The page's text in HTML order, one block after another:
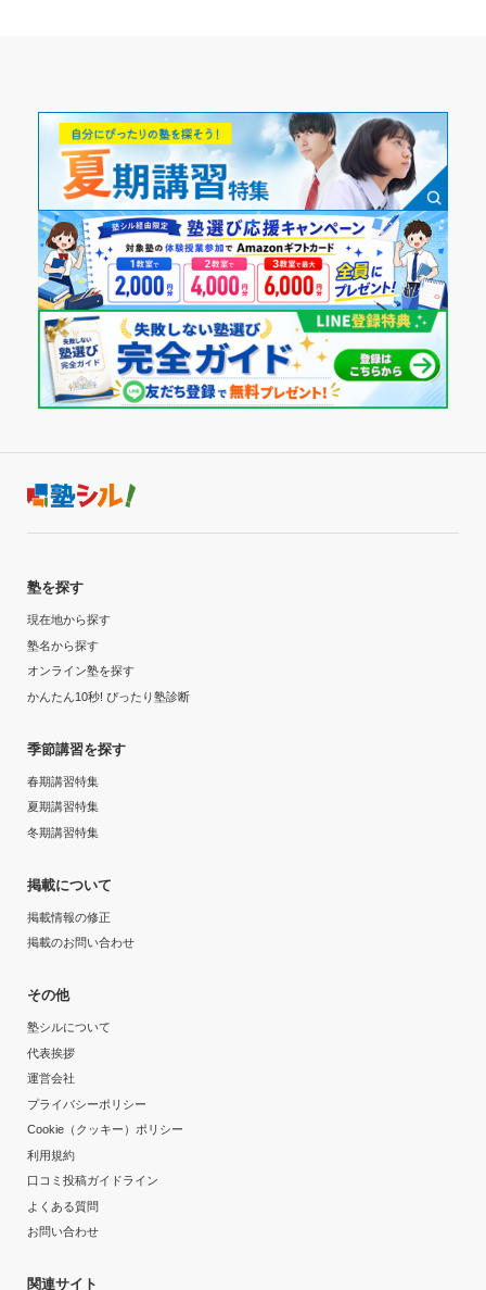
塾を探す
現在地から探す
塾名から探す
オンライン塾を探す
かんたん10秒! ぴったり塾診断
季節講習を探す
春期講習特集
夏期講習特集
冬期講習特集
掲載について
掲載情報の修正
掲載のお問い合わせ
その他
塾シルについて
代表挨拶
運営会社
プライバシーポリシー
Cookie（クッキー）ポリシー
利用規約
口コミ投稿ガイドライン
よくある質問
お問い合わせ
関連サイト